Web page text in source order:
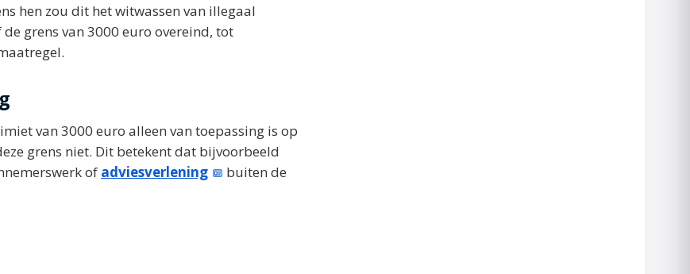
hen zou dit het witwassen van illegaal
grens van 3000 euro overeind, tot
van 3000 euro alleen van toepassing is op
grens niet. Dit betekent dat bijvoorbeeld
of adviesverlening
buiten de